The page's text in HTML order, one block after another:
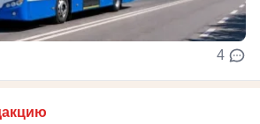
4